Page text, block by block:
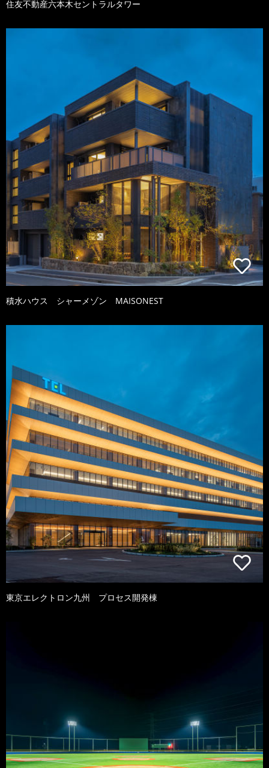
住友不動産六本木セントラルタワー
積水ハウス シャーメゾン MAISONEST
東京エレクトロン九州 プロセス開発棟